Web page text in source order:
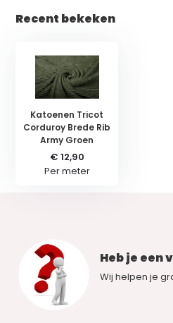
Recent bekeken
Katoenen Tricot
Corduroy Brede Rib
Army Groen
€ 12,90
Per meter
Heb je een
Wij helpen je